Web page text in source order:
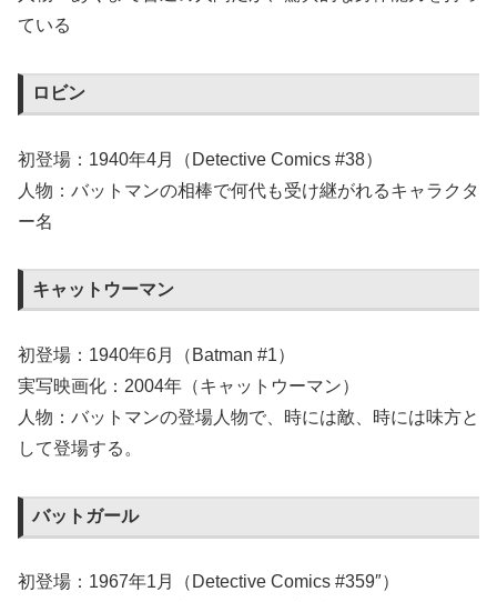
ている
ロビン
初登場：1940年4月（Detective Comics #38）
人物：バットマンの相棒で何代も受け継がれるキャラクタ
ー名
キャットウーマン
初登場：1940年6月（Batman #1）
実写映画化：2004年（キャットウーマン）
人物：バットマンの登場人物で、時には敵、時には味方と
して登場する。
バットガール
初登場：1967年1月（Detective Comics #359″）